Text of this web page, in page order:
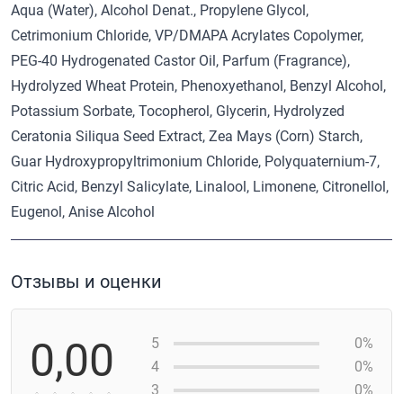
Aqua (Water), Alcohol Denat., Propylene Glycol,
Cetrimonium Chloride, VP/DMAPA Acrylates Copolymer,
PEG-40 Hydrogenated Castor Oil, Parfum (Fragrance),
Hydrolyzed Wheat Protein, Phenoxyethanol, Benzyl Alcohol,
Potassium Sorbate, Tocopherol, Glycerin, Hydrolyzed
Ceratonia Siliqua Seed Extract, Zea Mays (Corn) Starch,
Guar Hydroxypropyltrimonium Chloride, Polyquaternium-7,
Citric Acid, Benzyl Salicylate, Linalool, Limonene, Citronellol,
Eugenol, Anise Alcohol
Отзывы и оценки
0,00 5
0%
4
0%
3
0%